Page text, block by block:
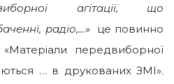
агітації, що
радіо,…» це повинно
передвиборної
… в друкованих ЗМІ».